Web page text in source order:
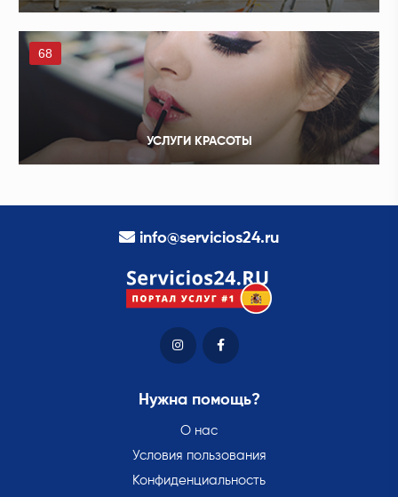
68
УСЛУГИ КРАСОТЫ
info@servicios24.ru
Нужна помощь?
О нас
Условия пользования
Конфиденциальность